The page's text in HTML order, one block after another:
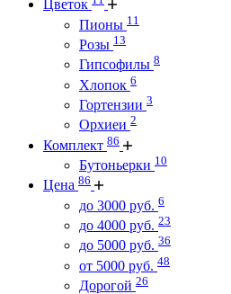
Цветок
Пионы 11
Розы 13
Гипсофилы 8
Хлопок 6
Гортензии 3
Орхиеи 2
Комплект 86
Бутоньерки 10
Цена 86
до 3000 руб. 6
до 4000 руб. 23
до 5000 руб. 36
от 5000 руб. 48
Дорогой 26